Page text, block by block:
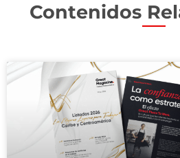
Contenidos